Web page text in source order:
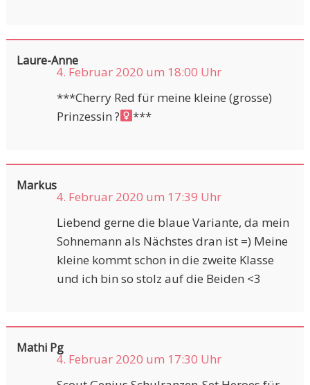
Laure-Anne
4. Februar 2020 um 18:00 Uhr
***Cherry Red für meine kleine (grosse)
Prinzessin ?‍
***
Markus
4. Februar 2020 um 17:39 Uhr
Liebend gerne die blaue Variante, da mein
Sohnemann als Nächstes dran ist =) Meine
kleine kommt schon in die zweite Klasse
und ich bin so stolz auf die Beiden <3
Mathi Pg
4. Februar 2020 um 17:30 Uhr